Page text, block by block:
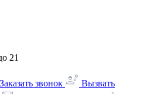
21
Заказать звонок
Вызвать